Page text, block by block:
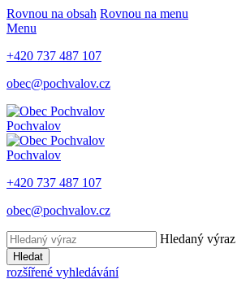
Rovnou na obsah Rovnou na menu
Menu
+420 737 487 107
obec@pochvalov.cz
Pochvalov
Pochvalov
+420 737 487 107
obec@pochvalov.cz
Hledaný výraz
Hledat
rozšířené vyhledávání